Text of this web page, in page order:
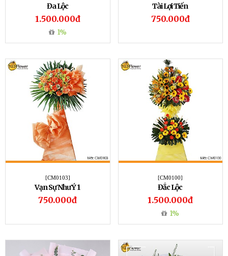
Đa Lộc
1.500.000đ
1%
Tài Lợi Tiến
750.000đ
[CM0103]
Vạn Sự Như Ý 1
750.000đ
[CM0100]
Đắc Lộc
1.500.000đ
1%